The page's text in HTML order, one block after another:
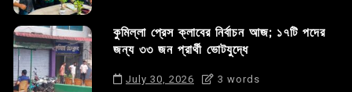
কুমিল্লা প্রেস ক্লাবের নির্বাচন আজ; ১৭টি পদের
জন্য ৩৩ জন প্রার্থী ভোটযুদ্ধে
July 30, 2026 3 words